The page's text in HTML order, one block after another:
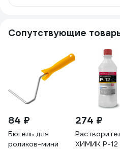
Сопутствующие
84 ₽
Бюгель для
роликов-мини
274 ₽
ХИМИК Р-12